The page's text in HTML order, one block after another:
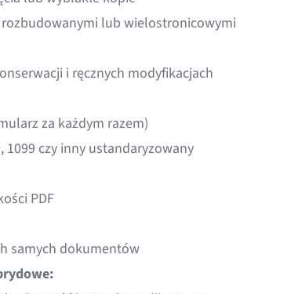
lub wielostronicowymi
i ręcznych modyfikacjach
za każdym razem)
czy inny ustandaryzowany
PDF
samych dokumentów